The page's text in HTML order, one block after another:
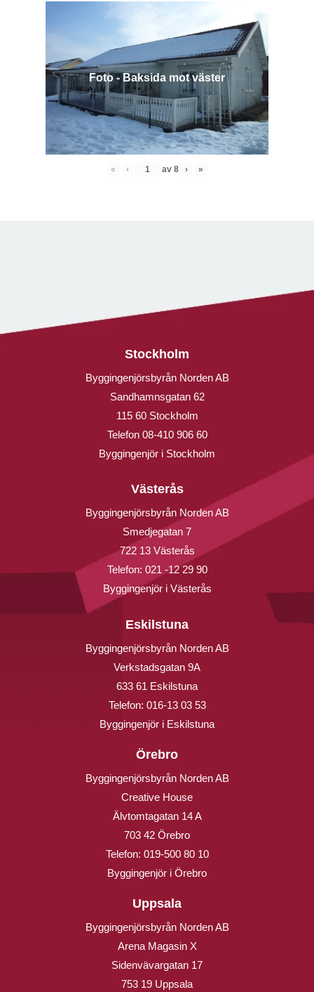
Foto - Baksida mot väster
« ‹ av 8 › »
Stockholm
Byggingenjörsbyrån Norden AB
Sandhamnsgatan 62
115 60 Stockholm
Telefon 08-410 906 60
Byggingenjör i Stockholm
Västerås
Byggingenjörsbyrån Norden AB
Smedjegatan 7
722 13 Västerås
Telefon: 021 -12 29 90
Byggingenjör i Västerås
Eskilstuna
Byggingenjörsbyrån Norden AB
Verkstadsgatan 9A
633 61 Eskilstuna
Telefon: 016-13 03 53
Byggingenjör i Eskilstuna
Örebro
Byggingenjörsbyrån Norden AB
Creative House
Älvtomtagatan 14 A
703 42 Örebro
Telefon: 019-500 80 10
Byggingenjör i Örebro
Uppsala
Byggingenjörsbyrån Norden AB
Arena Magasin X
Sidenvävargatan 17
753 19 Uppsala